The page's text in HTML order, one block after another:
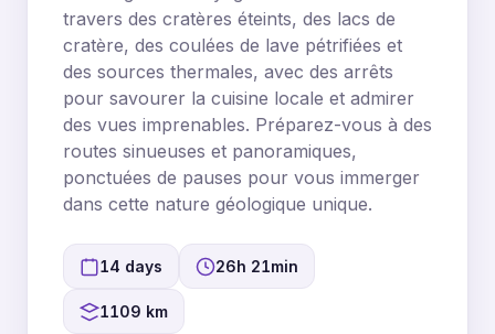
travers des cratères éteints, des lacs de
cratère, des coulées de lave pétrifiées et
des sources thermales, avec des arrêts
pour savourer la cuisine locale et admirer
des vues imprenables. Préparez-vous à des
routes sinueuses et panoramiques,
ponctuées de pauses pour vous immerger
dans cette nature géologique unique.
14 days 26h 21min
1109 km